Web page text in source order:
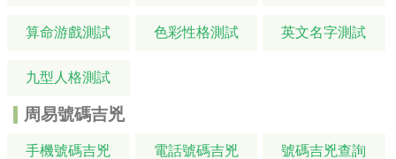
算命游戲測試 色彩性格測試 英文名字測試
九型人格測試
周易號碼吉兇
手機號碼吉兇 電話號碼吉兇 號碼吉兇查詢